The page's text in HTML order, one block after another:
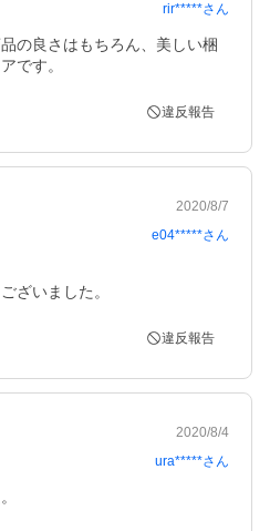
rir*****さん
の良さはもちろん、美しい梱
です。
違反報告
2020/8/7
e04*****さん
ざいました。
違反報告
2020/8/4
ura*****さん